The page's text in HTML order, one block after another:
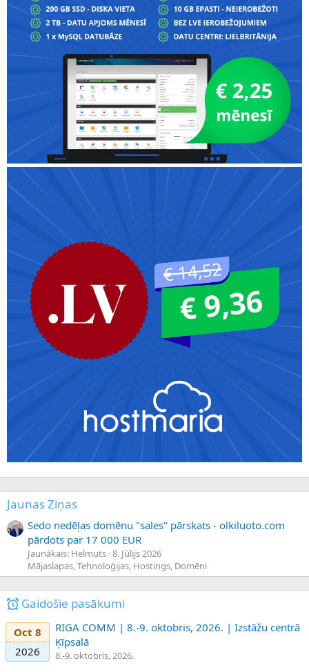
Jaunas Ziņas
Sedo nedēļas domēnu "sales" pārskats - olkiluoto.com
pārdots par 17 000 EUR
Jaunākais: Helmuts 8. Jūlijs 2026
Mājaslapas, Tehnoloģijas, Hostings, Domēni
Gaidošie pasākumi
Oct 8
2026
RIGA COMM | 8.-9. oktobris, 2026. | Izstāžu centrā
Ķīpsalā
8.-9. oktobris, 2026.